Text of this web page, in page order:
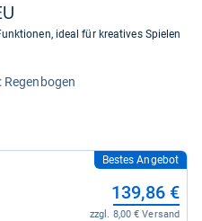
und
lassen
ideal für kreatives Spielen
Regenbogen
Bestes Angebot
139,86 €
zzgl. 8,00 € Versand